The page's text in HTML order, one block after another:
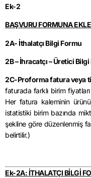
Ek-2
BAŞVURU FORMUNA
2A- İthalatçı Bilgi Formu
2B – İhracatçı – Üretici
2C-Proforma fatura veya
faturada farklı birim
Her fatura kaleminin
istatistiki birim bazında
şekline göre düzenlenmiş
belirtilir.)
Ek-2A: İTHALATÇI BİLGİ